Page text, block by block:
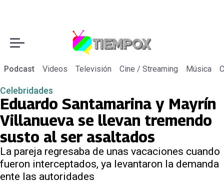
Podcast Videos Televisión Cine / Streaming Música
Celebridades
Eduardo Santamarina y Mayrín
Villanueva se llevan tremendo
susto al ser asaltados
La pareja regresaba de unas vacaciones cuando
fueron interceptados, ya levantaron la demanda
ente las autoridades